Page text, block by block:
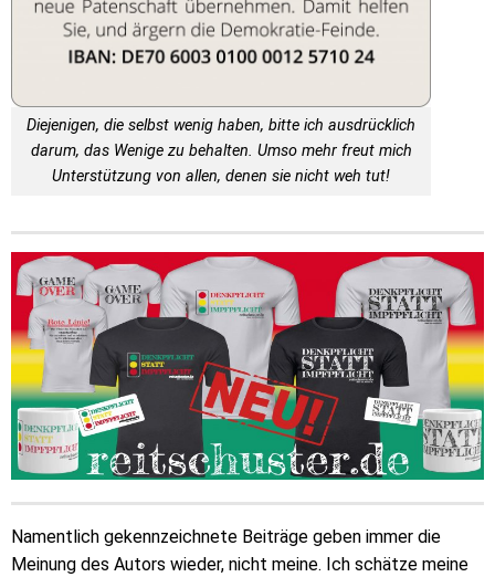
Diejenigen, die selbst wenig haben, bitte ich ausdrücklich
darum, das Wenige zu behalten. Umso mehr freut mich
Unterstützung von allen, denen sie nicht weh tut!
Namentlich gekennzeichnete Beiträge geben immer die
Meinung des Autors wieder, nicht meine. Ich schätze meine